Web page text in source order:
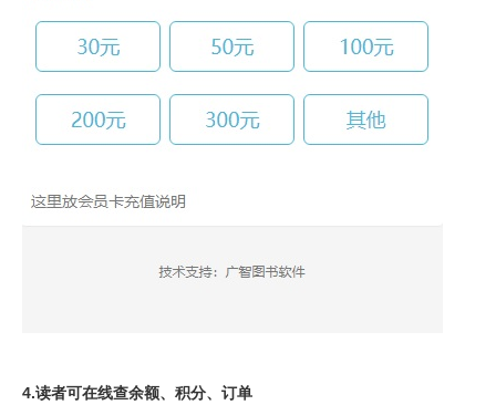
4.读者可在线查余额、积分、订单